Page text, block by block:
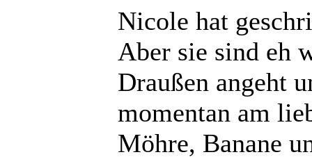
Nicole hat
Aber sie sind eh
Draußen angeht
momentan am
Möhre, Banane